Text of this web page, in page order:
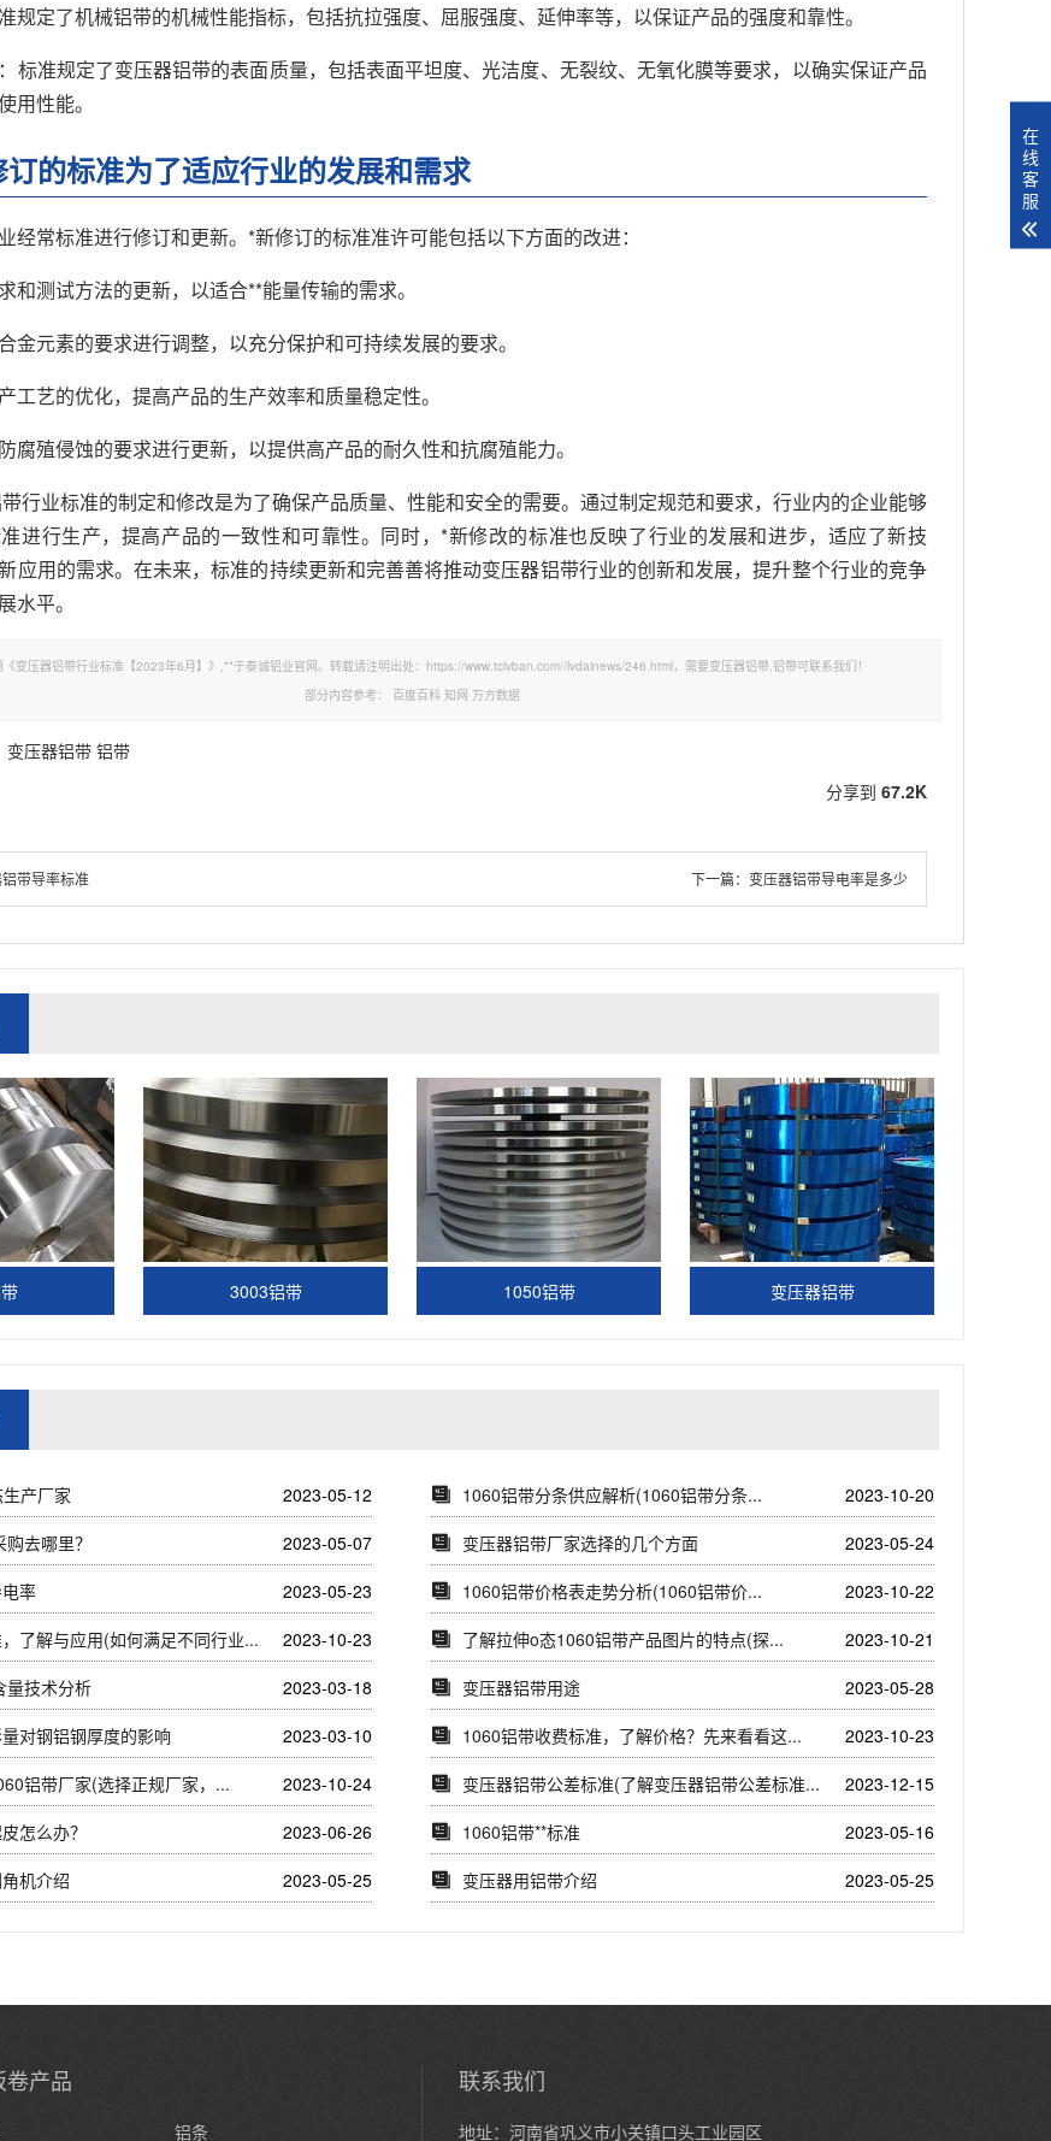
规定了机械铝带的机械性能指标，包括抗拉强度、屈服强度、延伸率等，以保证产品的强度和靠性。
标准规定了变压器铝带的表面质量，包括表面平坦度、光洁度、无裂纹、无氧化膜等要求，以确实保证产品
用性能。
的标准为了适应行业的发展和需求
经常标准进行修订和更新。*新修订的标准准许可能包括以下方面的改进：
和测试方法的更新，以适合**能量传输的需求。
金元素的要求进行调整，以充分保护和可持续发展的要求。
工艺的优化，提高产品的生产效率和质量稳定性。
腐殖侵蚀的要求进行更新，以提供高产品的耐久性和抗腐殖能力。
行业标准的制定和修改是为了确保产品质量、性能和安全的需要。通过制定规范和要求，行业内的企业能够
进行生产，提高产品的一致性和可靠性。同时，*新修改的标准也反映了行业的发展和进步，适应了新技
应用的需求。在未来，标准的持续更新和完善善将推动变压器铝带行业的创新和发展，提升整个行业的竞争
水平。
《变压器铝带行业标准【2023年6月】》,**于泰诚铝业官网。转载请注明出处：https://www.tclvban.com//lvdainews/246.html，需要变压器铝带,铝带可联系我们！
部分内容参考：
百度百科 知网 万方数据
变压器铝带 铝带
分享到 67.2K
带导率标准 下一篇： 变压器铝带导电率是多少
3003铝带 1050铝带 变压器铝带
产厂家 2023-05-12 1060铝带分条供应解析(1060铝带分条...
2023-10-20
去哪里？
2023-05-07 变压器铝带厂家选择的几个方面
2023-05-24
率
2023-05-23 1060铝带价格表走势分析(1060铝带价...
2023-10-22
了解与应用(如何满足不同行业...
2023-10-23 了解拉伸o态1060铝带产品图片的特点(探...
2023-10-21
量技术分析
2023-03-18 变压器铝带用途
2023-05-28
对钢铝钢厚度的影响
2023-03-10 1060铝带收费标准，了解价格？先来看看这...
2023-10-23
铝带厂家(选择正规厂家，...
2023-10-24 变压器铝带公差标准(了解变压器铝带公差标准...
2023-12-15
怎么办？
2023-06-26 1060铝带**标准
2023-05-16
机介绍
2023-05-25 变压器用铝带介绍 2023-05-25
卷产品
铝条
联系我们
地址：河南省巩义市小关镇口头工业园区
在
线
客
服